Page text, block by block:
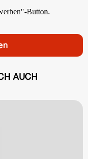
Button.
AUCH